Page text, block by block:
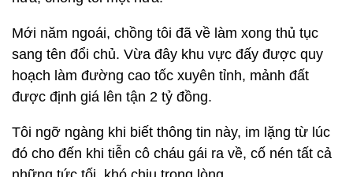
Mới năm ngoái, chồng tôi đã về làm xong thủ tục
sang tên đổi chủ. Vừa đây khu vực đấy được quy
hoạch làm đường cao tốc xuyên tỉnh, mảnh đất
được định giá lên tận 2 tỷ đồng.
Tôi ngỡ ngàng khi biết thông tin này, im lặng từ lúc
đó cho đến khi tiễn cô cháu gái ra về, cố nén tất cả